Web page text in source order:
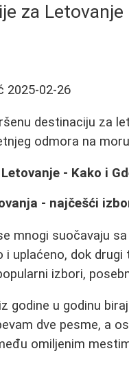
za
2025-02-26
destinaciju za
odmora na
- Kako i
- najčešći
mnogi suočavaju
i uplaćeno, dok
izbori,
godine u godinu
dve pesme, a
omiljenim